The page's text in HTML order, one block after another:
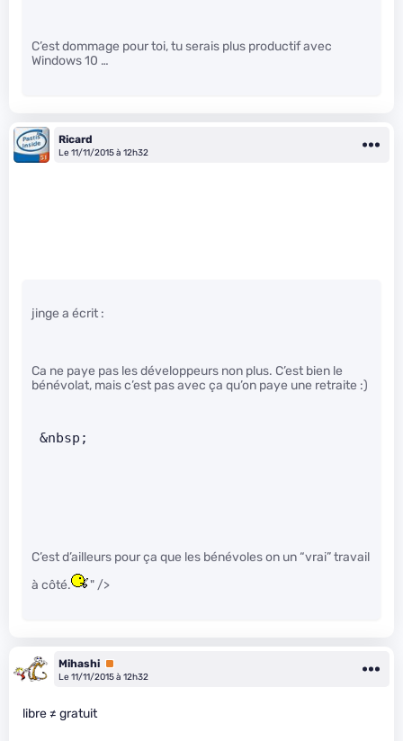
C’est dommage pour toi, tu serais plus productif avec
Windows 10 …
Ricard
Le 11/11/2015 à 12h32
jinge a écrit :
Ca ne paye pas les développeurs non plus. C’est bien le
bénévolat, mais c’est pas avec ça qu’on paye une retraite :)
&nbsp;
C’est d’ailleurs pour ça que les bénévoles on un “vrai” travail
à côté.
" />
Mihashi Premium
Le 11/11/2015 à 12h32
libre ≠ gratuit